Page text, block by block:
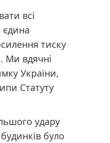
всі
єдина
тиску
Ми вдячні
України,
Статуту
удару
було